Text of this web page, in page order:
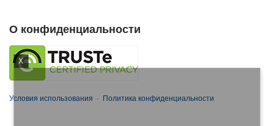
X
О конфиденциальности
Условия использования · Политика конфиденциальности